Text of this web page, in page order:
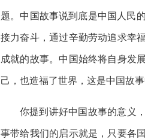
题。中国故事说到底是中国人民
接力奋斗，通过辛勤劳动追求幸
成就的故事。中国始终将自身发
己，也造福了世界，这是中国故事
你提到讲好中国故事的意义
事带给我们的启示就是，只要各